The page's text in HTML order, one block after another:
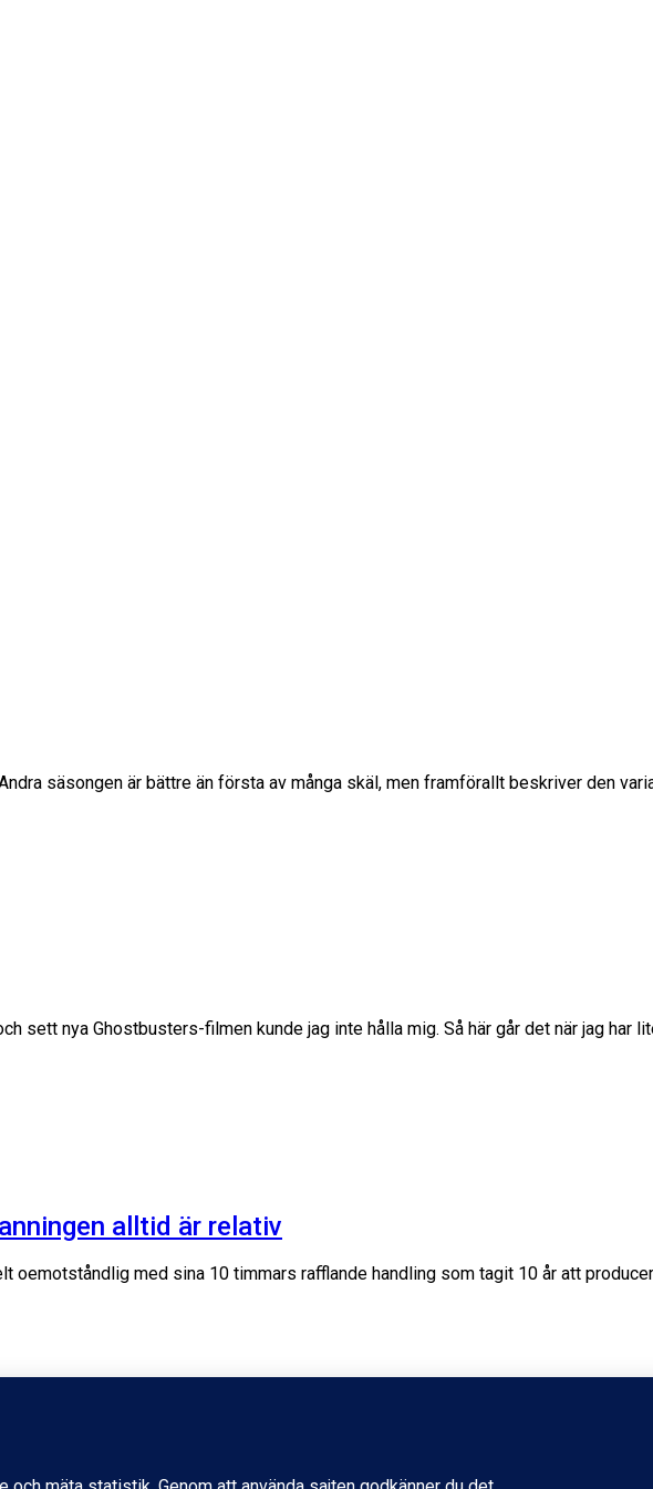
säsongen är bättre än första av många skäl, men framförallt beskriver den
sett nya Ghostbusters-filmen kunde jag inte hålla mig. Så här går det när jag har
alltid är relativ
oemotståndlig med sina 10 timmars rafflande handling som tagit 10 år att